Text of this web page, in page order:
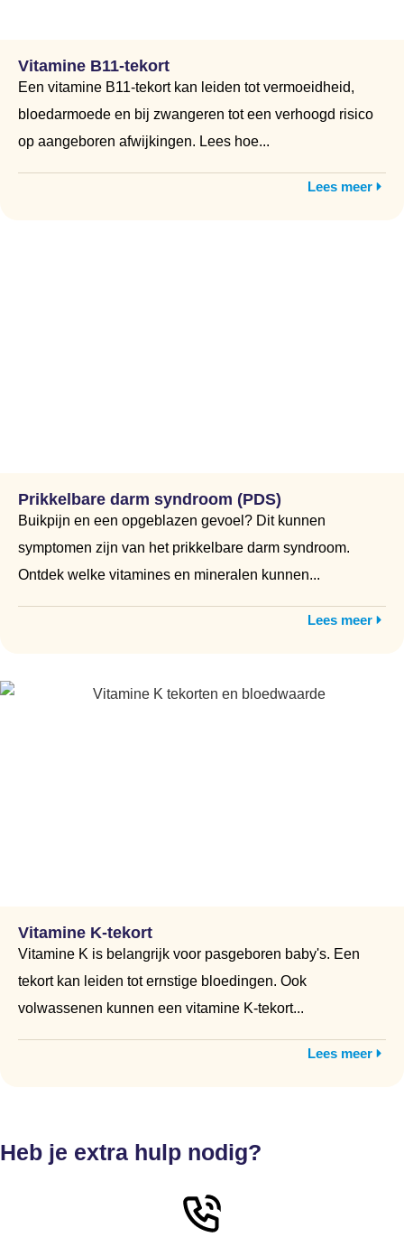
Vitamine B11-tekort
Een vitamine B11-tekort kan leiden tot vermoeidheid,
bloedarmoede en bij zwangeren tot een verhoogd risico
op aangeboren afwijkingen. Lees hoe...
Lees meer
Prikkelbare darm syndroom (PDS)
Buikpijn en een opgeblazen gevoel? Dit kunnen
symptomen zijn van het prikkelbare darm syndroom.
Ontdek welke vitamines en mineralen kunnen...
Lees meer
Vitamine K-tekort
Vitamine K is belangrijk voor pasgeboren baby's. Een
tekort kan leiden tot ernstige bloedingen. Ook
volwassenen kunnen een vitamine K-tekort...
Lees meer
Heb je extra hulp nodig?